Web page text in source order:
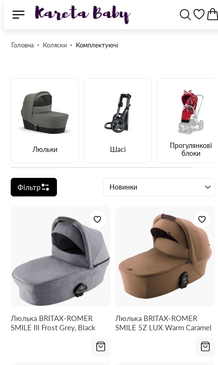
Головна Коляски Комплектуючі
Люльки Шасі
Прогулянкові
блоки
Фільтр Новинки
Люлька BRITAX-ROMER
SMILE III Frost Grey, Black
Люлька BRITAX-ROMER
SMILE 5Z LUX Warm Caramel